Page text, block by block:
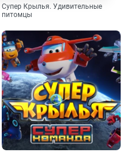
Супер Крылья. Удивительные
питомцы